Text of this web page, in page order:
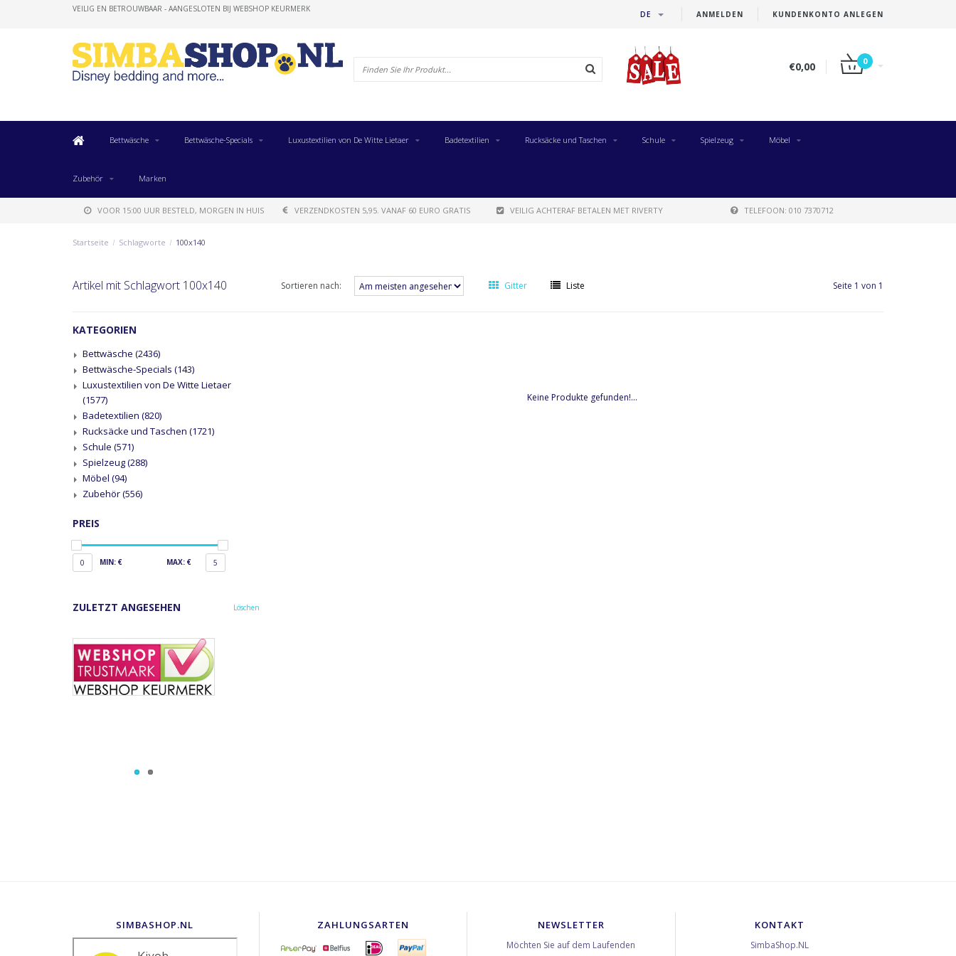
ANMELDEN KUNDENKONTO ANLEGEN
DE
VEILIG EN BETROUWBAAR - AANGESLOTEN BIJ WEBSHOP KEURMERK
€0,00 0
Bettwäsche Bettwäsche-Specials Luxustextilien von De Witte Lietaer Badetextilien Rucksäcke und Taschen Schule Spielzeug Möbel
Zubehör Marken
VOOR 15:00 UUR BESTELD, MORGEN IN HUIS VERZENDKOSTEN 5,95. VANAF 60 EURO GRATIS VEILIG ACHTERAF BETALEN MET RIVERTY TELEFOON: 010 7370712
Startseite / Schlagworte / 100x140
Artikel mit Schlagwort 100x140 Sortieren nach: Gitter Liste Seite 1 von 1
KATEGORIEN
Bettwäsche (2436)
Bettwäsche-Specials (143)
Luxustextilien von De Witte Lietaer
(1577)
Badetextilien (820)
Rucksäcke und Taschen (1721)
Schule (571)
Spielzeug(288)
Möbel (94)
Zubehör(556)
PREIS
0 MIN: € MAX: € 5
ZULETZT ANGESEHEN Löschen
Keine Produkte gefunden!...
SIMBASHOP.NL ZAHLUNGSARTEN NEWSLETTER
Möchten Sie auf dem Laufenden
KONTAKT
SimbaShop.NL